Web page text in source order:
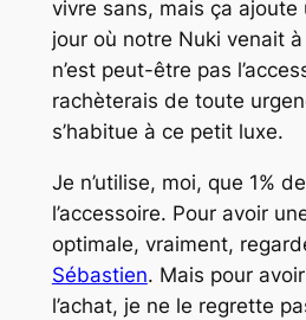
vivre sans, mais ça ajoute
jour où notre Nuki venait
n’est peut-être pas
rachèterais de toute
s’habitue à ce petit luxe.
Je n’utilise, moi, que 1%
l’accessoire. Pour avoir
optimale, vraiment,
Sébastien. Mais pour
l’achat, je ne le regrette